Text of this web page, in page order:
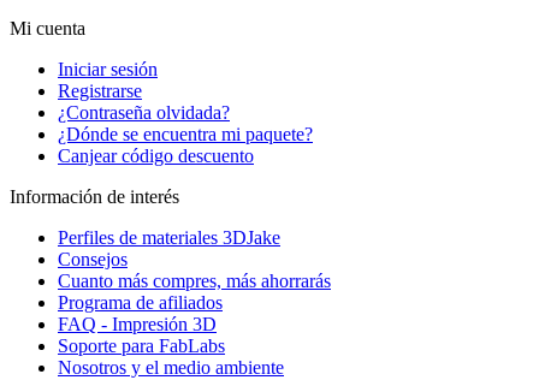
Mi cuenta
Iniciar sesión
Registrarse
¿Contraseña olvidada?
¿Dónde se encuentra mi paquete?
Canjear código descuento
Información de interés
Perfiles de materiales 3DJake
Consejos
Cuanto más compres, más ahorrarás
Programa de afiliados
FAQ - Impresión 3D
Soporte para FabLabs
Nosotros y el medio ambiente